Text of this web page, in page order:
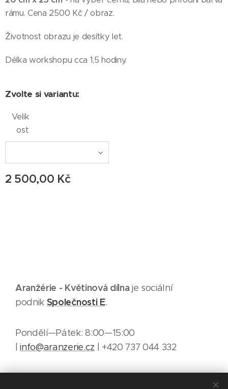
rámu. Cena 2500 Kč / obraz.
Životnost obrazu je desítky let.
Délka workshopu cca 1,5 hodiny.
Zvolte si variantu:
Velik
ost
2 500,00 Kč
Aranžérie - Květinová dílnaje sociální
podnik Společnosti E.
Pondělí—Pátek: 8:00—15:00
|info@aranzerie.cz | +420 737 044 332